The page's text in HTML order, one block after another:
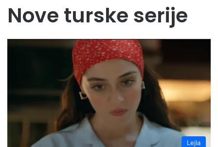
Nove turske serije
Lejla